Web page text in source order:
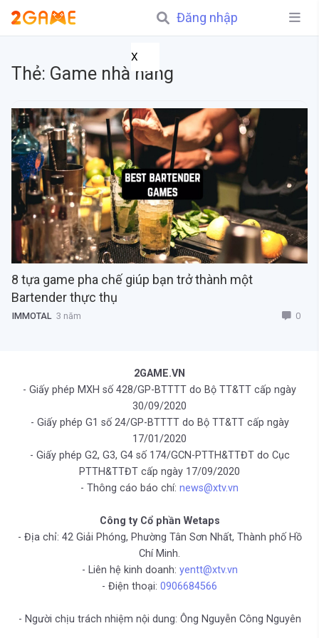
Đăng nhập
X
Thẻ: Game nhà hàng
8 tựa game pha chế giúp bạn trở thành một
Bartender thực thụ
IMMOTAL 3 năm 0
2GAME.VN
- Giấy phép MXH số 428/GP-BTTTT do Bộ TT&TT cấp ngày
30/09/2020
- Giấy phép G1 số 24/GP-BTTTT do Bộ TT&TT cấp ngày
17/01/2020
- Giấy phép G2, G3, G4 số 174/GCN-PTTH&TTĐT do Cục
PTTH&TTĐT cấp ngày 17/09/2020
- Thông cáo báo chí: news@xtv.vn
Công ty Cổ phần Wetaps
- Địa chỉ: 42 Giải Phóng, Phường Tân Sơn Nhất, Thành phố Hồ
Chí Minh.
- Liên hệ kinh doanh: yentt@xtv.vn
- Điện thoại: 0906684566
- Người chịu trách nhiệm nội dung: Ông Nguyễn Công Nguyên